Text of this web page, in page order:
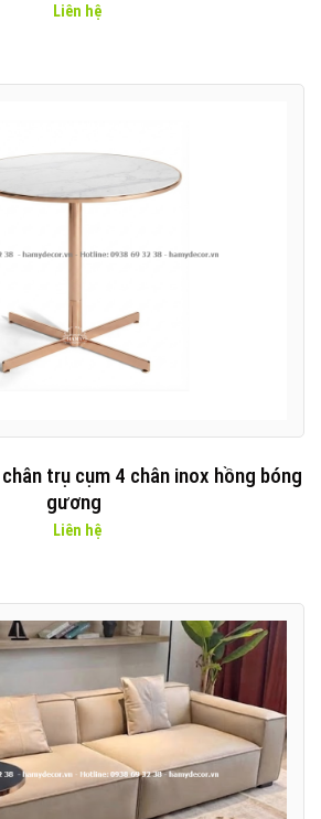
Liên hệ
trụ cụm 4 chân inox hồng bóng
gương
Liên hệ